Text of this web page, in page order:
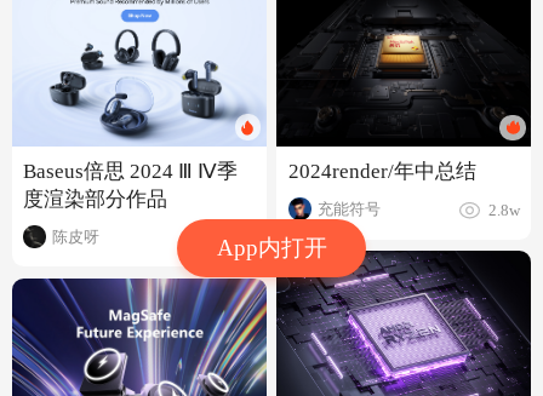
App内打开
Baseus倍思 2024 Ⅲ Ⅳ季
度渲染部分作品
陈皮呀 6718
2024render/年中总结
充能符号 2.8w